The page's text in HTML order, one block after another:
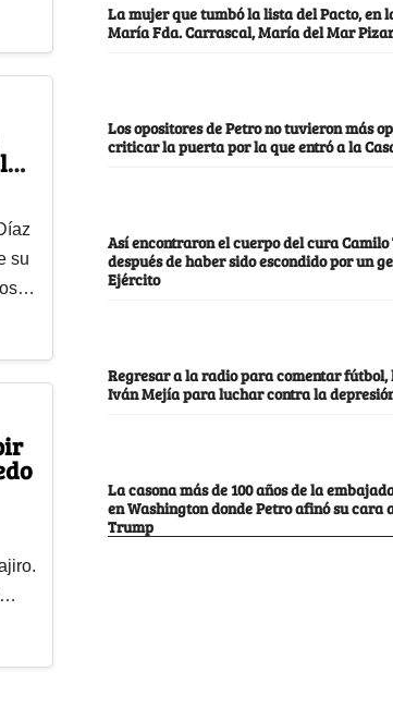
su
La mujer que tumbó la lista del Pacto, en
María Fda. Carrascal, María del Mar
Los opositores de Petro no tuvieron más
criticar la puerta por la que entró a la
Así encontraron el cuerpo del cura Camilo
después de haber sido escondido por un
Ejército
Regresar a la radio para comentar fútbol,
Iván Mejía para luchar contra la
La casona más de 100 años de la
en Washington donde Petro afinó su cara
Trump